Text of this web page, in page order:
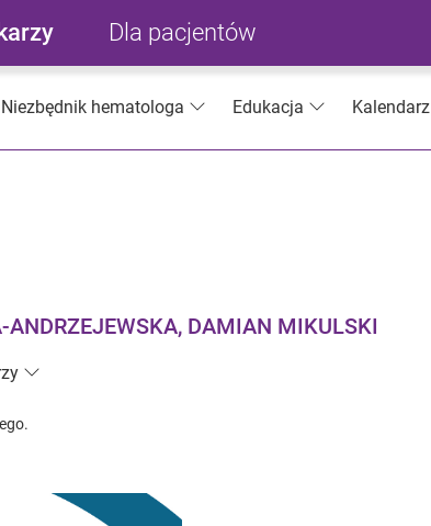
Dla pacjentów
Niezbędnik hematologa Edukacja Kalendarz
ANDRZEJEWSKA, DAMIAN MIKULSKI